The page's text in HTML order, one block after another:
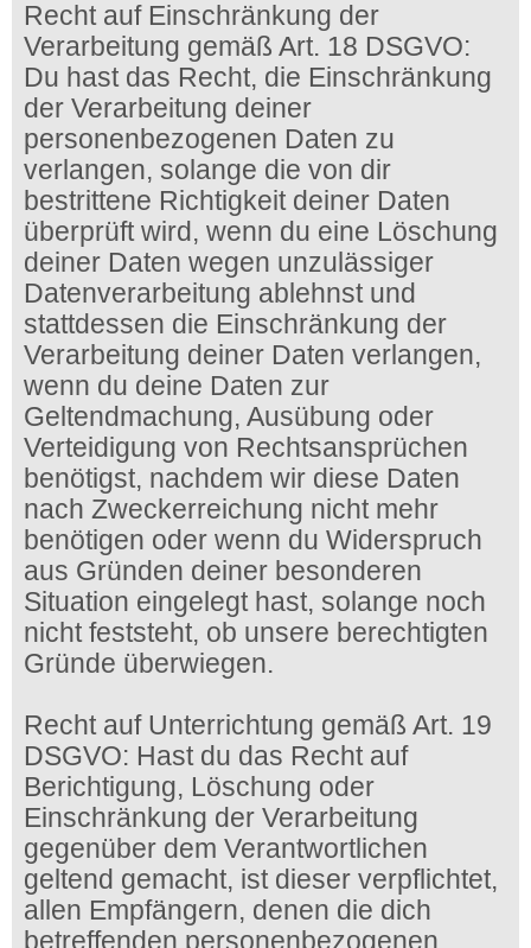
Recht auf Einschränkung der
Verarbeitung gemäß Art. 18 DSGVO:
Du hast das Recht, die Einschränkung
der Verarbeitung deiner
personenbezogenen Daten zu
verlangen, solange die von dir
bestrittene Richtigkeit deiner Daten
überprüft wird, wenn du eine Löschung
deiner Daten wegen unzulässiger
Datenverarbeitung ablehnst und
stattdessen die Einschränkung der
Verarbeitung deiner Daten verlangen,
wenn du deine Daten zur
Geltendmachung, Ausübung oder
Verteidigung von Rechtsansprüchen
benötigst, nachdem wir diese Daten
nach Zweckerreichung nicht mehr
benötigen oder wenn du Widerspruch
aus Gründen deiner besonderen
Situation eingelegt hast, solange noch
nicht feststeht, ob unsere berechtigten
Gründe überwiegen.
Recht auf Unterrichtung gemäß Art. 19
DSGVO: Hast du das Recht auf
Berichtigung, Löschung oder
Einschränkung der Verarbeitung
gegenüber dem Verantwortlichen
geltend gemacht, ist dieser verpflichtet,
allen Empfängern, denen die dich
betreffenden personenbezogenen